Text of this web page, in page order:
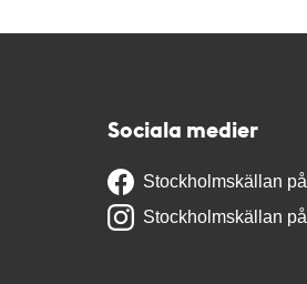
Sociala medier
Stockholmskällan
Stockholmskällan